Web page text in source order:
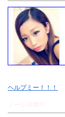
ヘルプミー！！！